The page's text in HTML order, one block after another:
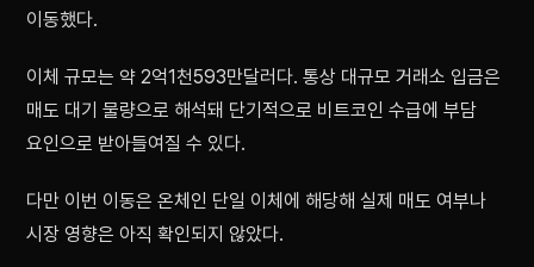
이동했다.
이체 규모는 약 2억1천593만달러다. 통상 대규모 거래소 입금은
매도 대기 물량으로 해석돼 단기적으로 비트코인 수급에 부담
요인으로 받아들여질 수 있다.
다만 이번 이동은 온체인 단일 이체에 해당해 실제 매도 여부나
시장 영향은 아직 확인되지 않았다.